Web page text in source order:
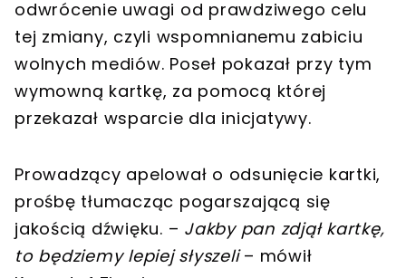
odwrócenie uwagi od prawdziwego celu
tej zmiany, czyli wspomnianemu zabiciu
wolnych mediów. Poseł pokazał przy tym
wymowną kartkę, za pomocą której
przekazał wsparcie dla inicjatywy.
Prowadzący apelował o odsunięcie kartki,
prośbę tłumacząc pogarszającą się
jakością dźwięku. – Jakby pan zdjął kartkę,
to będziemy lepiej słyszeli– mówił